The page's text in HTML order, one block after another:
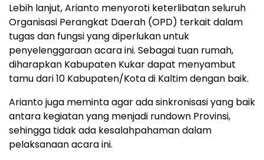
Lebih lanjut, Arianto menyoroti keterlibatan seluruh
Organisasi Perangkat Daerah (OPD) terkait dalam
tugas dan fungsi yang diperlukan untuk
penyelenggaraan acara ini. Sebagai tuan rumah,
diharapkan Kabupaten Kukar dapat menyambut
tamu dari 10 Kabupaten/Kota di Kaltim dengan baik.
Arianto juga meminta agar ada sinkronisasi yang baik
antara kegiatan yang menjadi rundown Provinsi,
sehingga tidak ada kesalahpahaman dalam
pelaksanaan acara ini.